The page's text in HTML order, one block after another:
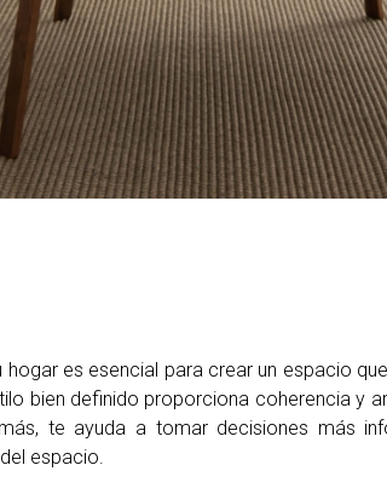
es esencial para crear un espacio
bien definido proporciona coherencia y
te ayuda a tomar decisiones más
espacio.